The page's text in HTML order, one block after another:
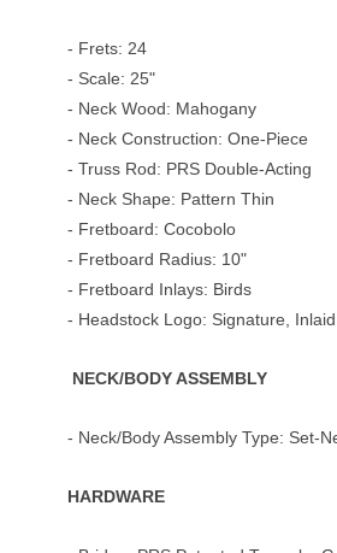
- Frets: 24
- Scale: 25"
- Neck Wood: Mahogany
- Neck Construction: One-Piece
- Truss Rod: PRS Double-Acting
- Neck Shape: Pattern Thin
- Fretboard: Cocobolo
- Fretboard Radius: 10"
- Fretboard Inlays: Birds
- Headstock Logo: Signature, Inlaid
NECK/BODY ASSEMBLY
- Neck/Body Assembly Type: Set-
HARDWARE